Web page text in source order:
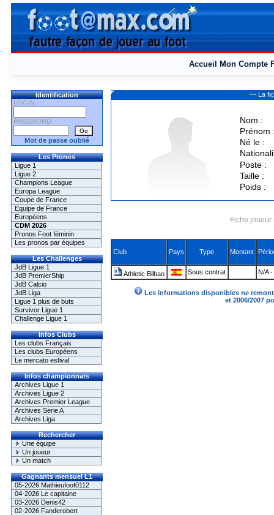
Accueil Mon Compte
Identification
LOGIN
PASSWORD
Mot de passe oublié
Les Pronos
Ligue 1
Ligue 2
Champions League
Europa League
Coupe de France
Equipe de France
Européens
CDM 2026
Pronos Foot féminin
Les pronos par équipes
Les Challenges
JdB Ligue 1
JdB PremierShip
JdB Calcio
JdB Liga
Ligue 1 plus de buts
Survivor Ligue 1
Challenge Ligue 1
Infos Clubs
Les clubs Français
Les clubs Européens
Le mercato estival
Infos championnats
Archives Ligue 1
Archives Ligue 2
Archives Premier League
Archives Serie A
Archives Liga
Rechercher
Une équipe
Un joueur
Un match
Gagnants mensuel L1
05-2026 Mathieufoot0112
04-2026 Le capitaine
03-2026 Denis42
02-2026 Fanderobert
~~ La
Nom :
Prénom
Né le :
Poste :
Taille :
Poids :
Fiche
Club Pays Type Montant
Athletic Bilbao Sous contrat N/A
Les informations disponibles ne
et 2006/2007